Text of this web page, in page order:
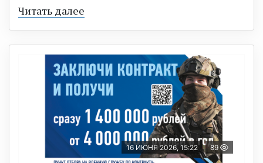
Читать далее
16 ИЮНЯ 2026, 15:22 89